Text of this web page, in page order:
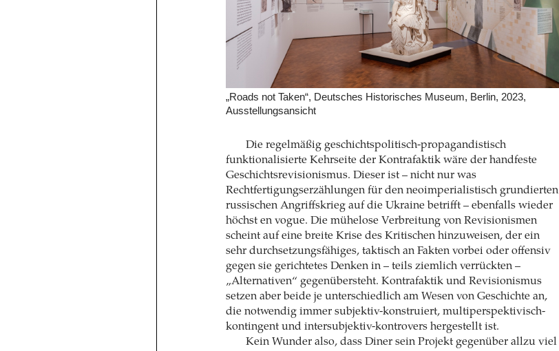
„Roads not Taken“, Deutsches Historisches Museum, Berlin, 2023,
Ausstellungsansicht
Die regelmäßig geschichtspolitisch-propagandistisch
funktionalisierte Kehrseite der Kontrafaktik wäre der handfeste
Geschichtsrevisionismus. Dieser ist – nicht nur was
Rechtfertigungserzählungen für den neoimperialistisch grundierten
russischen Angriffskrieg auf die Ukraine betrifft – ebenfalls wieder
höchst en vogue. Die mühelose Verbreitung von Revisionismen
scheint auf eine breite Krise des Kritischen hinzuweisen, der ein
sehr durchsetzungsfähiges, taktisch an Fakten vorbei oder offensiv
gegen sie gerichtetes Denken in – teils ziemlich verrückten –
„Alternativen“ gegenübersteht. Kontrafaktik und Revisionismus
setzen aber beide je unterschiedlich am Wesen von Geschichte an,
die notwendig immer subjektiv-konstruiert, multiperspektivisch-
kontingent und intersubjektiv-kontrovers hergestellt ist.
Kein Wunder also, dass Diner sein Projekt gegenüber allzu viel